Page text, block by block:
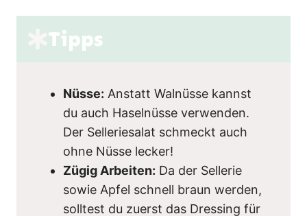
Tipps
Nüsse: Anstatt Walnüsse kannst
du auch Haselnüsse verwenden.
Der Selleriesalat schmeckt auch
ohne Nüsse lecker!
Zügig Arbeiten: Da der Sellerie
sowie Apfel schnell braun werden,
solltest du zuerst das Dressing für